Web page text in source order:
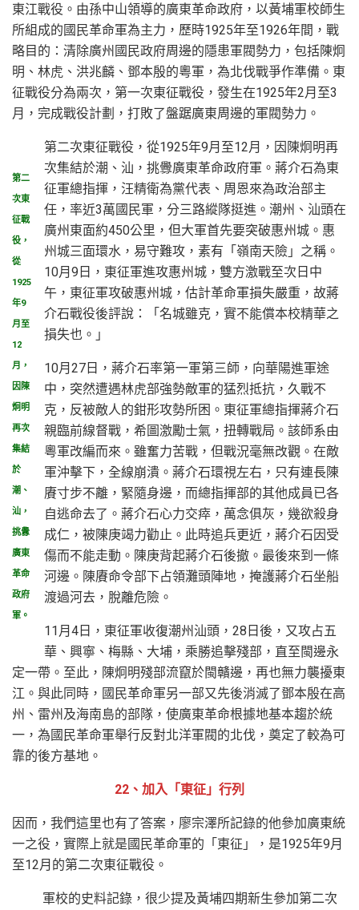
東江戰役。由孫中山領導的廣東革命政府，以黃埔軍校師生
所組成的國民革命軍為主力，歷時1925年至1926年間，戰
略目的：清除廣州國民政府周邊的隱患軍閥勢力，包括陳炯
明、林虎、洪兆麟、鄧本殷的粵軍，為北伐戰爭作準備。東
征戰役分為兩次，第一次東征戰役，發生在1925年2月至3
月，完成戰役計劃，打敗了盤踞廣東周邊的軍閥勢力。
第二
次東
征戰
役，
從
1925
年9
月至
12
月，
因陳
炯明
再次
集結
於
潮、
汕，
挑釁
廣東
革命
政府
軍。
第二次東征戰役，從1925年9月至12月，因陳炯明再
次集結於潮、汕，挑釁廣東革命政府軍。蔣介石為東
征軍總指揮，汪精衛為黨代表、周恩來為政治部主
任，率近3萬國民軍，分三路縱隊挺進。潮州、汕頭在
廣州東面約450公里，但大軍首先要突破惠州城。惠
州城三面環水，易守難攻，素有「嶺南天險」之稱。
10月9日，東征軍進攻惠州城，雙方激戰至次日中
午，東征軍攻破惠州城，估計革命軍損失嚴重，故蔣
介石戰役後評說：「名城雖克，實不能償本校精華之
損失也。」
10月27日，蔣介石率第一軍第三師，向華陽進軍途
中，突然遭遇林虎部強勢敵軍的猛烈抵抗，久戰不
克，反被敵人的鉗形攻勢所困。東征軍總指揮蔣介石
親臨前線督戰，希圖激勵士氣，扭轉戰局。該師系由
粵軍改編而來。雖奮力苦戰，但戰況毫無改觀。在敵
軍沖擊下，全線崩潰。蔣介石環視左右，只有連長陳
賡寸步不離，緊隨身邊，而總指揮部的其他成員已各
自逃命去了。蔣介石心力交瘁，萬念俱灰，幾欲殺身
成仁，被陳庚竭力勸止。此時追兵更近，蔣介石因受
傷而不能走動。陳庚背起蔣介石後撤。最後來到一條
河邊。陳賡命令部下占領灘頭陣地，掩護蔣介石坐船
渡過河去，脫離危險。
11月4日，東征軍收復潮州汕頭，28日後，又攻占五
華、興寧、梅縣、大埔，乘勝追擊殘部，直至閩邊永
定一帶。至此，陳炯明殘部流竄於閩贛邊，再也無力襲擾東
江。與此同時，國民革命軍另一部又先後消滅了鄧本殷在高
州、雷州及海南島的部隊，使廣東革命根據地基本趨於統
一，為國民革命軍舉行反對北洋軍閥的北伐，奠定了較為可
靠的後方基地。
22、加入「東征」行列
因而，我們這里也有了答案，廖宗澤所記錄的他參加廣東統
一之役，實際上就是國民革命軍的「東征」，是1925年9月
至12月的第二次東征戰役。
軍校的史料記錄，很少提及黃埔四期新生參加第二次